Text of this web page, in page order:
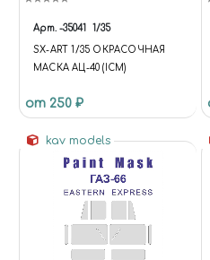
Арт. -35041 1/35
SX-ART 1/35 ОКРАСОЧНАЯ
МАСКА АЦ-40 (ICM)
от 250 ₽
kav models